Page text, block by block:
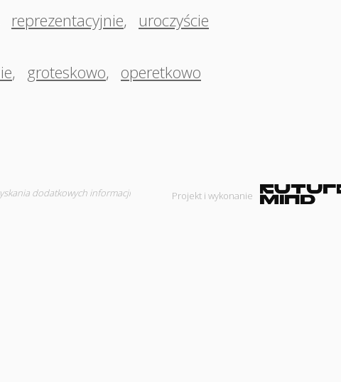
reprezentacyjnie, uroczyście
, groteskowo, operetkowo
dodatkowych informacji Projekt i wykonanie